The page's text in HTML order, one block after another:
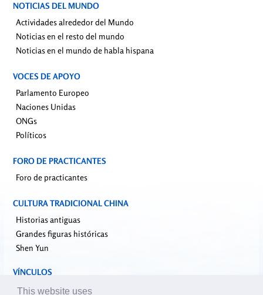
NOTICIAS DEL MUNDO
Actividades alrededor del Mundo
Noticias en el resto del mundo
Noticias en el mundo de habla hispana
VOCES DE APOYO
Parlamento Europeo
Naciones Unidas
ONGs
Políticos
FORO DE PRACTICANTES
Foro de practicantes
CULTURA TRADICIONAL CHINA
Historias antiguas
Grandes figuras históricas
Shen Yun
VÍNCULOS
falundafa.org
This website uses